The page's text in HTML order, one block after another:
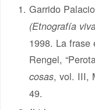
Garrido
(Etnografía
1998. La frase
Rengel,
cosas, vol. III,
49.